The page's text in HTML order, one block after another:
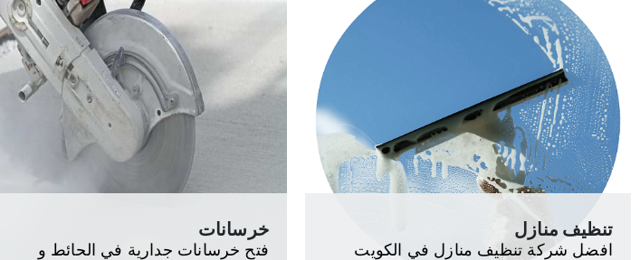
تنظيف منازل
افضل شركة تنظيف منازل في الكويت
خرسانات
فتح خرسانات جدارية في الحائط و